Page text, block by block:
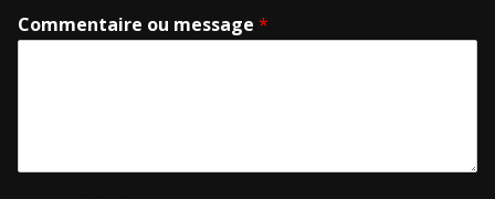
Commentaire ou message *